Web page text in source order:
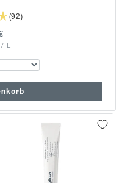
(92)
/ PRO
L